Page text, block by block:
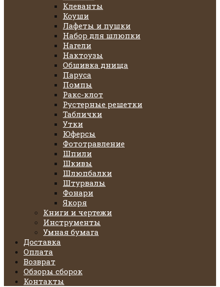
Клеванты
Коуши
Лафеты и пушки
Набор для шлюпки
Нагели
Нактоузы
Обшивка днища
Паруса
Помпы
Ракс-клот
Рустерные решетки
Таблички
Утки
Юферсы
Фототравление
Шпили
Шкивы
Шлюпбалки
Штурвалы
Фонари
Якоря
Книги и чертежи
Инструменты
Умная бумага
Доставка
Оплата
Возврат
Обзоры сборок
Контакты